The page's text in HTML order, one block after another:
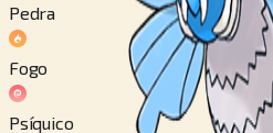
Pedra
Fogo
Psíquico